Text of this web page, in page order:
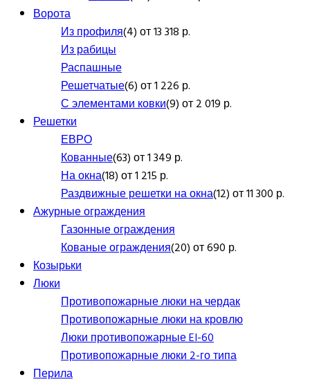
Ворота
Из профиля(4) от 13 318 р.
Из рабицы
Распашные
Решетчатые(6) от 1 226 р.
С элементами ковки(9) от 2 019 р.
Решетки
ЕВРО
Кованные(63) от 1 349 р.
На окна(18) от 1 215 р.
Раздвижные решетки на окна(12) от 11 300 р.
Ажурные ограждения
Газонные ограждения
Кованые ограждения(20) от 690 р.
Козырьки
Люки
Противопожарные люки на чердак
Противопожарные люки на кровлю
Люки противопожарные EI-60
Противопожарные люки 2-го типа
Перила